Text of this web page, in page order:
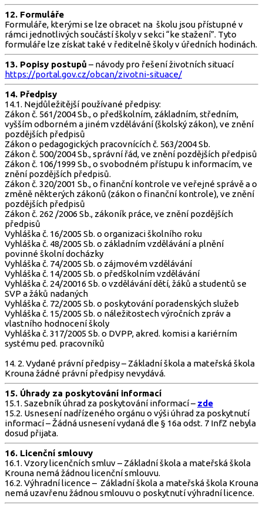
12. Formuláře
Formuláře, kterými se lze obracet na školu jsou přístupné v
rámci jednotlivých součástí školy v sekci “ke stažení”. Tyto
formuláře lze získat také v ředitelně školy v úředních hodinách.
13. Popisy postupů – návody pro řešení životních situací
https://portal.gov.cz/obcan/zivotni-situace/
14. Předpisy
14.1. Nejdůležitější používané předpisy:
Zákon č. 561/2004 Sb., o předškolním, základním, středním,
vyšším odborném a jiném vzdělávání (školský zákon), ve znění
pozdějších předpisů
Zákon o pedagogických pracovnících č. 563/2004 Sb.
Zákon č. 500/2004 Sb., správní řád, ve znění pozdějších předpisů
Zákon č. 106/1999 Sb., o svobodném přístupu k informacím, ve
znění pozdějších předpisů.
Zákon č. 320/2001 Sb., o finanční kontrole ve veřejné správě a o
změně některých zákonů (zákon o finanční kontrole), ve znění
pozdějších předpisů
Zákon č. 262 /2006 Sb., zákoník práce, ve znění pozdějších
předpisů
Vyhláška č. 16/2005 Sb. o organizaci školního roku
Vyhláška č. 48/2005 Sb. o základním vzdělávání a plnění
povinné školní docházky
Vyhláška č. 74/2005 Sb. o zájmovém vzdělávání
Vyhláška č. 14/2005 Sb. o předškolním vzdělávání
Vyhláška č. 24/20016 Sb. o vzdělávání dětí, žáků a studentů se
SVP a žáků nadaných
Vyhláška č. 72/2005 Sb. o poskytování poradenských služeb
Vyhláška č. 15/2005 Sb. o náležitostech výročních zpráv a
vlastního hodnocení školy
Vyhláška č. 317/2005 Sb. o DVPP, akred. komisi a kariérním
systému ped. pracovníků
14. 2. Vydané právní předpisy – Základní škola a mateřská škola
Krouna žádné právní předpisy nevydává.
15. Úhrady za poskytování informací
15.1. Sazebník úhrad za poskytování informací – zde
15.2. Usnesení nadřízeného orgánu o výši úhrad za poskytnutí
informací – Žádná usnesení vydaná dle § 16a odst. 7 InfZ nebyla
dosud přijata.
16. Licenční smlouvy
16.1. Vzory licenčních smluv – Základní škola a mateřská škola
Krouna nemá žádnou licenční smlouvu.
16.2. Výhradní licence – Základní škola a mateřská škola Krouna
nemá uzavřenu žádnou smlouvu o poskytnutí výhradní licence.